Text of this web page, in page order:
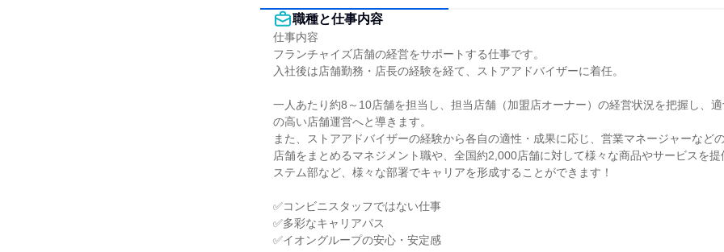
職種と仕事内容
仕事内容
フランチャイズ店舗の経営をサポートする仕事です。
入社後は店舗勤務・店長の経験を経て、ストアアドバイザーに着任。
一人あたり約8～10店舗を担当し、担当店舗（加盟店オーナー）の経営状況を把握し、
の高い店舗運営へと導きます。
また、ストアアドバイザーの経験から各自の適性・成果に応じ、営業マネージャーなど
店舗をまとめるマネジメント職や、全国約2,000店舗に対して様々な商品やサービスを
ステム部など、様々な部署でキャリアを形成することができます！
✅コンビニスタッフではない仕事
✅多彩なキャリアパス
✅イオングループの安心・安定感